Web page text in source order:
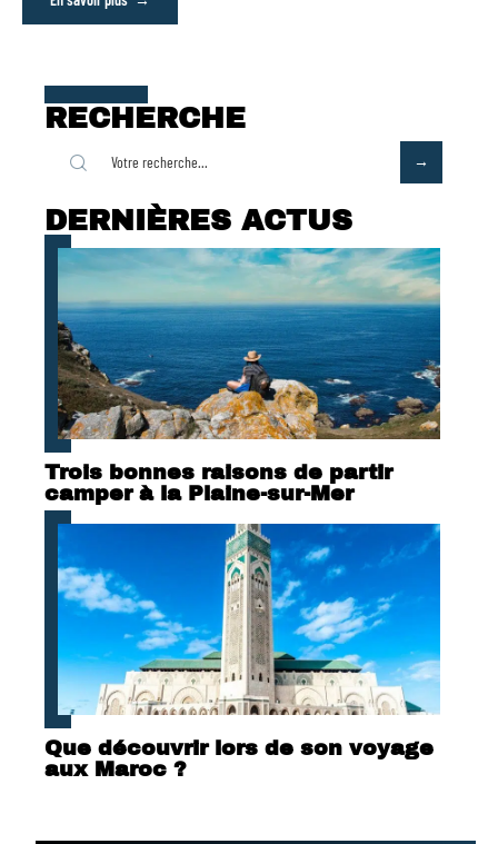
RECHERCHE
DERNIÈRES ACTUS
Trois bonnes raisons de partir
camper à la Plaine-sur-Mer
Que découvrir lors de son voyage
aux Maroc ?